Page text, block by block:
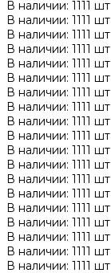
В наличии: 1111 шт
В наличии: 1111 шт
В наличии: 1111 шт
В наличии: 1111 шт
В наличии: 1111 шт
В наличии: 1111 шт
В наличии: 1111 шт
В наличии: 1111 шт
В наличии: 1111 шт
В наличии: 1111 шт
В наличии: 1111 шт
В наличии: 1111 шт
В наличии: 1111 шт
В наличии: 1111 шт
В наличии: 1111 шт
В наличии: 1111 шт
В наличии: 1111 шт
В наличии: 1111 шт
В наличии: 1111 шт